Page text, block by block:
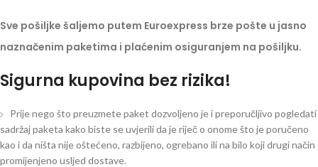
Sve pošiljke šaljemo putem Euroexpress brze pošte u jasno
naznačenim paketima i plaćenim osiguranjem na pošiljku.
Sigurna kupovina bez rizika!
Prije nego što preuzmete paket dozvoljeno je i preporučljivo pogledati
sadržaj paketa kako biste se uvjerili da je riječ o onome što je poručeno
kao i da ništa nije oštećeno, razbijeno, ogrebano ili na bilo koji drugi način
promijenjeno usljed dostave.